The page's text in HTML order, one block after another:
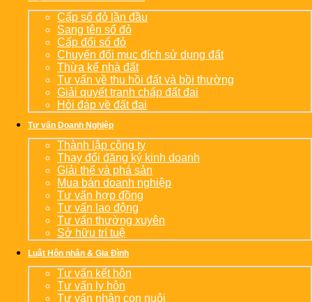
Cấp sổ đỏ lần đầu
Sang tên sổ đỏ
Cấp đổi sổ đỏ
Chuyển đổi mục đích sử dụng đất
Thừa kế nhà đất
Tư vấn về thu hồi đất và bồi thường
Giải quyết tranh chấp đất đai
Hỏi đáp về đất đai
Tư vấn Doanh Nghiệp
Thành lập công ty
Thay đổi đăng ký kinh doanh
Giải thể và phá sản
Mua bán doanh nghiệp
Tư vấn hợp đồng
Tư vấn lao động
Tư vấn thường xuyên
Sở hữu trí tuệ
Luật Hôn nhân & Gia Đình
Tư vấn kết hôn
Tư vấn ly hôn
Tư vấn nhận con nuôi